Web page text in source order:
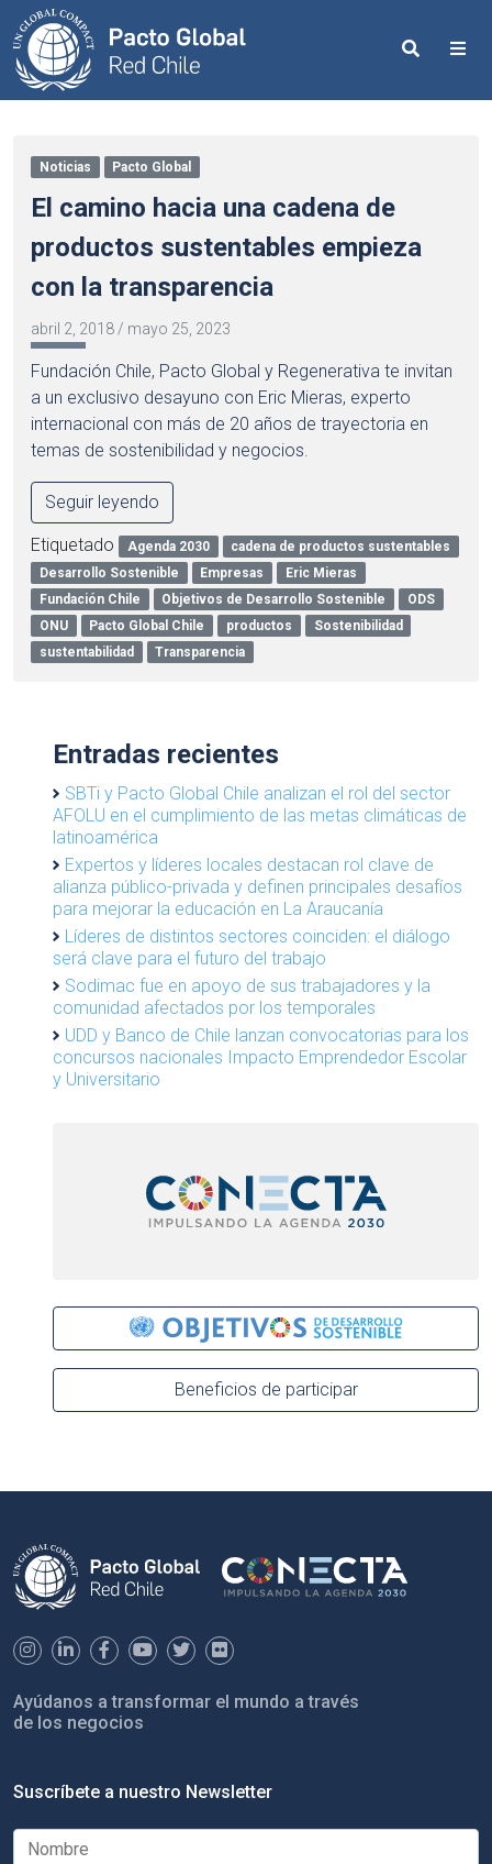
Search
Noticias Pacto Global
El camino hacia una cadena de
productos sustentables empieza
con la transparencia
abril 2, 2018 / mayo 25, 2023
Fundación Chile, Pacto Global y Regenerativa te invitan
a un exclusivo desayuno con Eric Mieras, experto
internacional con más de 20 años de trayectoria en
temas de sostenibilidad y negocios.
Seguir leyendo
Etiquetado Agenda 2030
cadena de productos sustentables
Desarrollo Sostenible
Empresas
Eric Mieras
Fundación Chile
Objetivos de Desarrollo Sostenible
ODS
ONU
Pacto Global Chile productos
Sostenibilidad
sustentabilidad
Transparencia
Entradas recientes
SBTi y Pacto Global Chile analizan el rol del sector
AFOLU en el cumplimiento de las metas climáticas de
latinoamérica
Expertos y líderes locales destacan rol clave de
alianza público-privada y definen principales desafíos
para mejorar la educación en La Araucanía
Líderes de distintos sectores coinciden: el diálogo
será clave para el futuro del trabajo
Sodimac fue en apoyo de sus trabajadores y la
comunidad afectados por los temporales
UDD y Banco de Chile lanzan convocatorias para los
concursos nacionales Impacto Emprendedor Escolar
y Universitario
Beneficios de participar
Ayúdanos a transformar el mundo a través
de los negocios
Suscríbete a nuestro Newsletter